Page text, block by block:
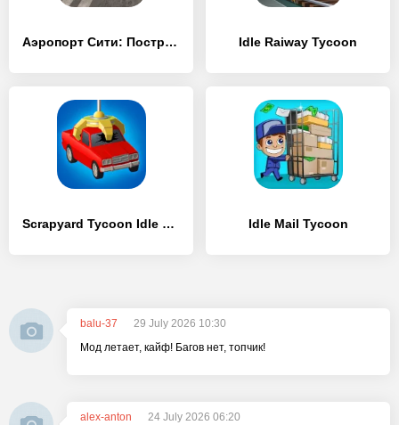
Аэропорт Сити: Построй город Idle Raiway Tycoon
Scrapyard Tycoon Idle Game Idle Mail Tycoon
balu-37
29 July 2026 10:30
Мод летает, кайф! Багов нет, топчик!
alex-anton
24 July 2026 06:20